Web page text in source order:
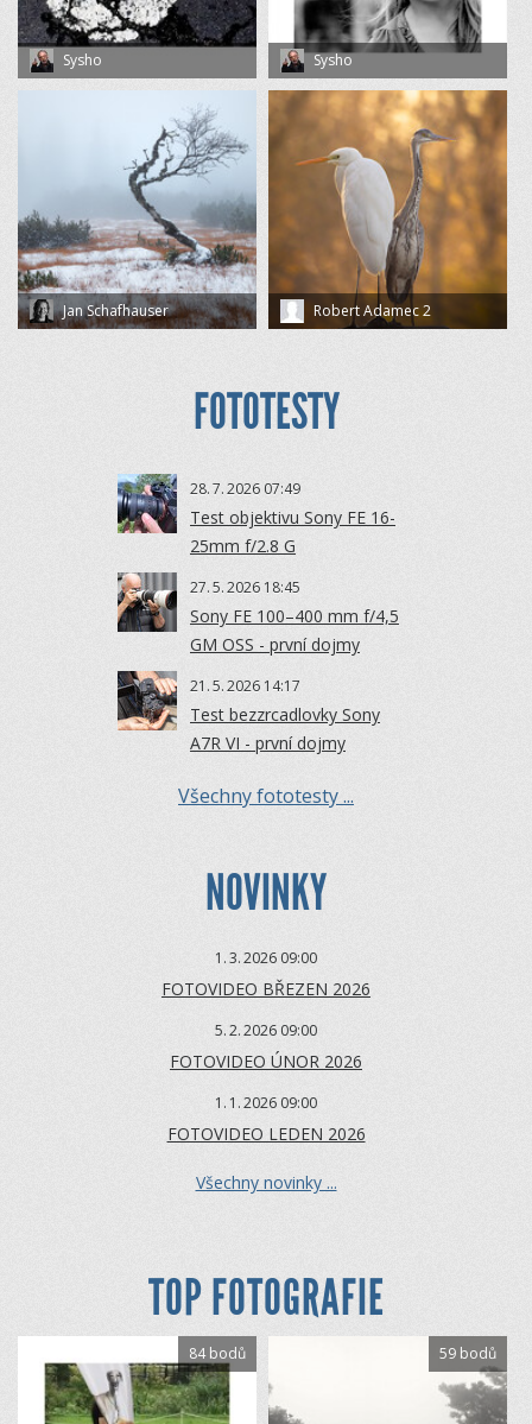
Sysho Sysho
Jan Schafhauser Robert Adamec 2
FOTOTESTY
28.7.2026 07:49
Test objektivu Sony FE 16-
25mm f/2.8 G
27.5.2026 18:45
Sony FE 100–400 mm f/4,5
GM OSS - první dojmy
21.5.2026 14:17
Test bezzrcadlovky Sony
A7R VI - první dojmy
Všechny fototesty ...
NOVINKY
1.3.2026 09:00
FOTOVIDEO BŘEZEN 2026
5.2.2026 09:00
FOTOVIDEO ÚNOR 2026
1. 1.2026 09:00
FOTOVIDEO LEDEN 2026
Všechny novinky ...
TOP FOTOGRAFIE
84 bodů 59 bodů